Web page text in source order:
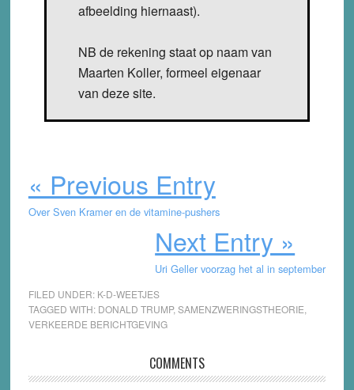
afbeelding hiernaast).
NB de rekening staat op naam van
Maarten Koller, formeel eigenaar
van deze site.
« Previous Entry
Over Sven Kramer en de vitamine-pushers
Next Entry »
Uri Geller voorzag het al in september
FILED UNDER: K-D-WEETJES
TAGGED WITH: DONALD TRUMP, SAMENZWERINGSTHEORIE
VERKEERDE BERICHTGEVING
COMMENTS